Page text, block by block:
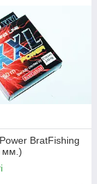
BratFishing
мм.)